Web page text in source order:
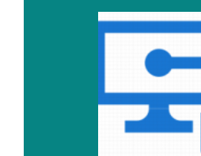
Microsoft
Nutzung von JusProg
MDM.